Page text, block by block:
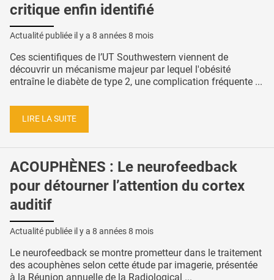
critique enfin identifié
Actualité publiée il y a 8 années 8 mois
Ces scientifiques de l’UT Southwestern viennent de
découvrir un mécanisme majeur par lequel l'obésité
entraîne le diabète de type 2, une complication fréquente ...
LIRE LA SUITE
ACOUPHÈNES : Le neurofeedback
pour détourner l’attention du cortex
auditif
Actualité publiée il y a 8 années 8 mois
Le neurofeedback se montre prometteur dans le traitement
des acouphènes selon cette étude par imagerie, présentée
à la Réunion annuelle de la Radiological ...